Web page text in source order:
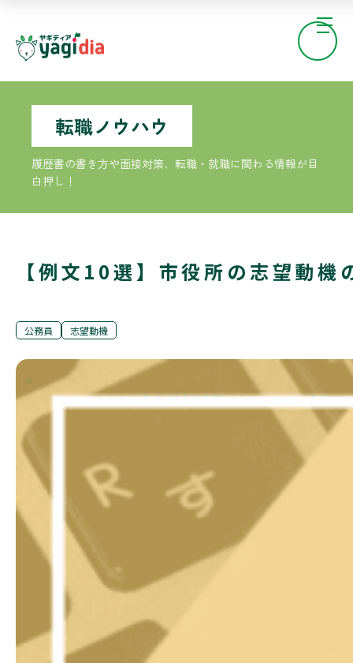
転職ノウハウ
履歴書の書き方や面接対策、転職・就職に関わる情報が目
白押し！
【例文10選】市役所の志望動
公務員 志望動機